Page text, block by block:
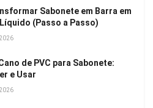
Sabonete em Barra em
(Passo a Passo)
de PVC para Sabonete:
e Usar